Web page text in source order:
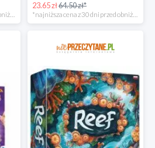
*najniższa cena z 30 dni przed obniżką
23.65 zł64.50 zł*
*najniższa cena z 30 dni przed obniżką